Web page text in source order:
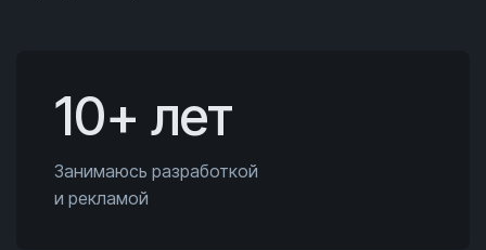
10+ лет
Занимаюсь разработкой
и рекламой